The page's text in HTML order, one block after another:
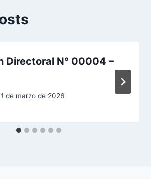
Directoral N° 00004 –
de marzo de 2026